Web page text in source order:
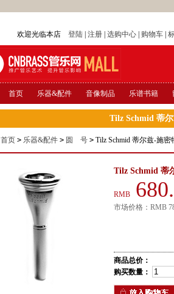
欢迎光临本店 登陆| 注册| 选购中心| 购物车|
首页 乐器&配件 音像制品 乐谱书籍
Tilz Schmid 蒂
首页 > 乐器&配件 > 圆 号 > Tilz Schmid 蒂尔兹-施
Tilz Schmid 蒂
RMB
市场价格： RMB
商品总价：
购买数量：